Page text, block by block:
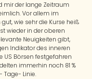
mir der lange Zeitraum
Vor allem im
wie sehr die Kurse heiß
wieder in der oberen
Neuigkeiten gibt,
Indikator des inneren
US Börsen festgefahren
immerhin noch 81 %
Tage- Linie.